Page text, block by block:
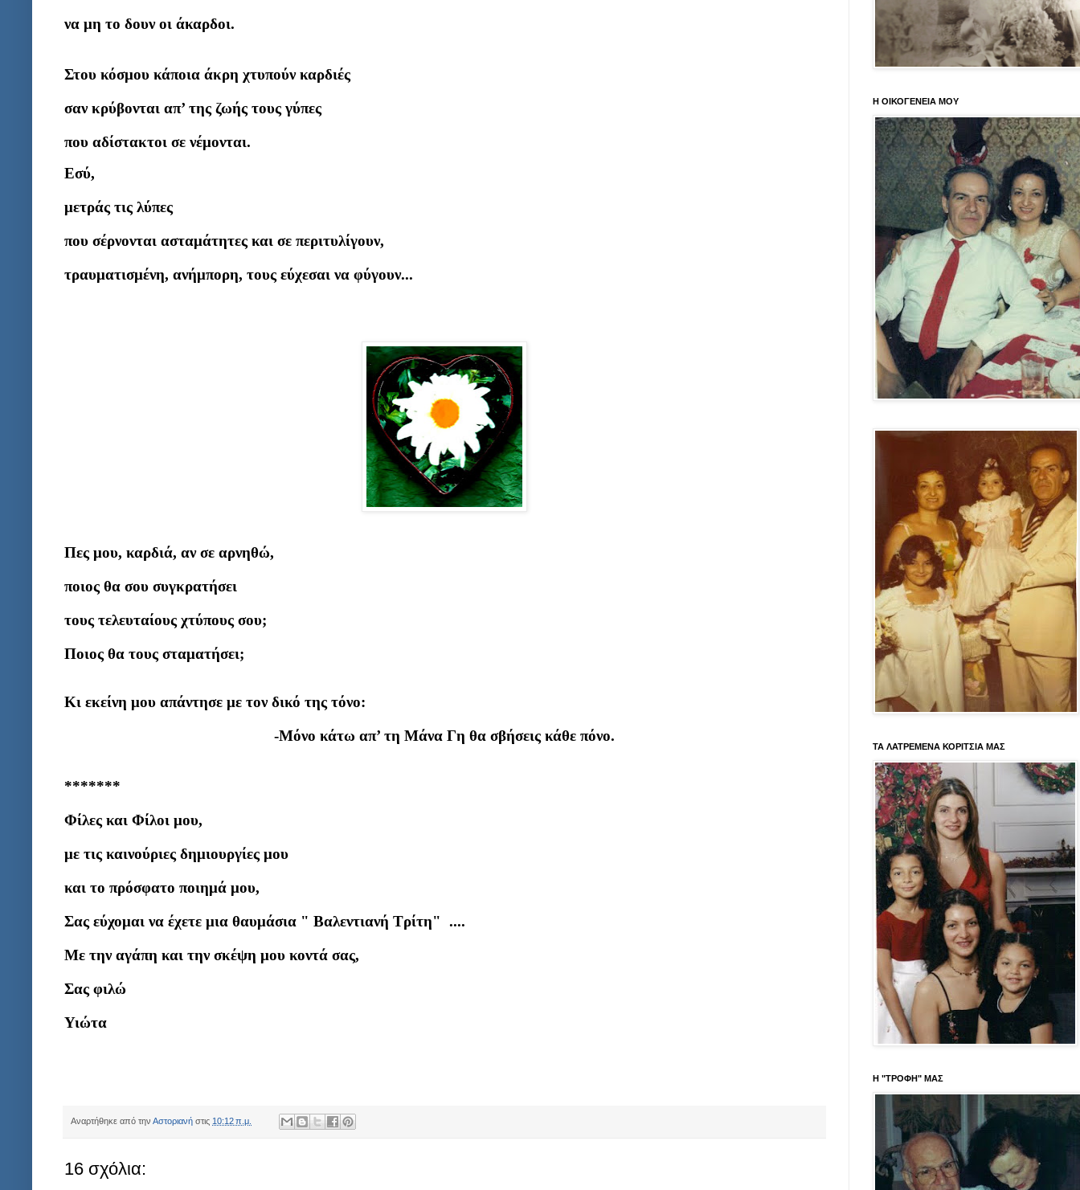
να μη το δουν οι άκαρδοι.
Στου κόσμου κάποια άκρη χτυπούν καρδιές
σαν κρύβονται απ’ της ζωής τους γύπες
που αδίστακτοι σε νέμονται.
Εσύ,
μετράς τις λύπες
που σέρνονται ασταμάτητες και σε περιτυλίγουν,
τραυματισμένη, ανήμπορη, τους εύχεσαι να φύγουν...
Πες μου, καρδιά, αν σε αρνηθώ,
ποιος θα σου συγκρατήσει
τους τελευταίους χτύπους σου;
Ποιος θα τους σταματήσει;
Κι εκείνη μου απάντησε με τον δικό της τόνο:
-Μόνο κάτω απ’ τη Μάνα Γη θα σβήσεις κάθε πόνο.
*******
Φίλες και Φίλοι μου,
με τις καινούριες δημιουργίες μου
και το πρόσφατο ποιημά μου,
Σας εύχομαι να έχετε μια θαυμάσια " Βαλεντιανή Τρίτη" ....
Με την αγάπη και την σκέψη μου κοντά σας,
Σας φιλώ
Υιώτα
Αναρτήθηκε από την Αστοριανή στις 10:12 π.μ.
16 σχόλια:
Η ΟΙΚΟΓΕΝΕΙΑ ΜΟΥ
ΤΑ ΛΑΤΡΕΜΕΝΑ ΚΟΡΙΤΣΙΑ ΜΑΣ
Η "ΤΡΟΦΗ" ΜΑΣ